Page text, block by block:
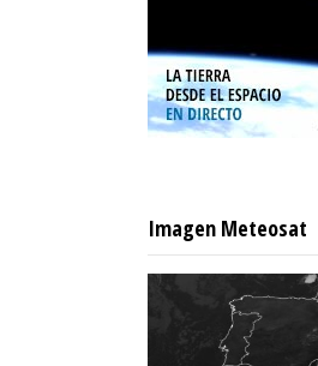
Imagen Meteosat